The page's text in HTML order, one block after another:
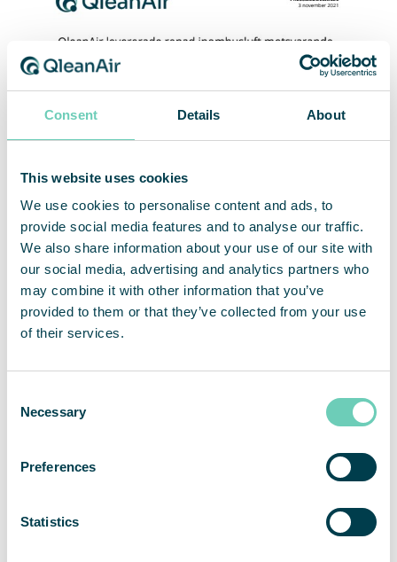
Consent Details About
This website uses cookies
We use cookies to personalise content and ads, to
provide social media features and to analyse our traffic.
We also share information about your use of our site with
our social media, advertising and analytics partners who
may combine it with other information that you’ve
provided to them or that they’ve collected from your use
of their services.
Selection
Necessary
Preferences
Statistics